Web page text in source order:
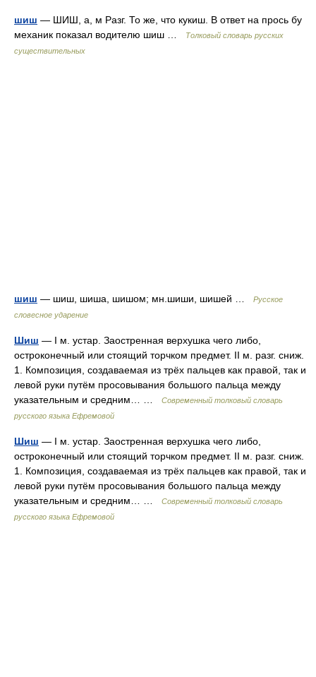
шиш — ШИШ, а, м Разг. То же, что кукиш. В ответ на прось бу
механик показал водителю шиш …
Толковый словарь русских
существительных
шиш — шиш, шиша, шишом; мн.шиши, шишей …
Русское
словесное ударение
Шиш — I м. устар. Заостренная верхушка чего либо,
остроконечный или стоящий торчком предмет. II м. разг. сниж.
1. Композиция, создаваемая из трёх пальцев как правой, так и
левой руки путём просовывания большого пальца между
указательным и средним… …
Современный толковый словарь
русского языка Ефремовой
Шиш — I м. устар. Заостренная верхушка чего либо,
остроконечный или стоящий торчком предмет. II м. разг. сниж.
1. Композиция, создаваемая из трёх пальцев как правой, так и
левой руки путём просовывания большого пальца между
указательным и средним… …
Современный толковый словарь
русского языка Ефремовой